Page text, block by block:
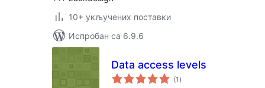
10+ укључених поставки
Испробан са 6.9.6
Data access levels
(1 укупних
оцена
)